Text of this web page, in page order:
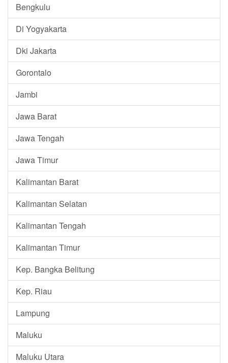
Bengkulu
Di Yogyakarta
Dki Jakarta
Gorontalo
Jambi
Jawa Barat
Jawa Tengah
Jawa Timur
Kalimantan Barat
Kalimantan Selatan
Kalimantan Tengah
Kalimantan Timur
Kep. Bangka Belitung
Kep. Riau
Lampung
Maluku
Maluku Utara